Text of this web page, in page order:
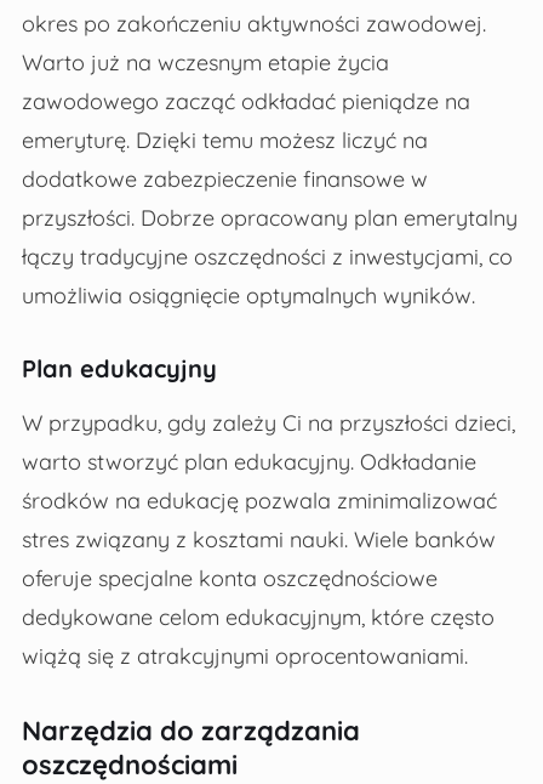
okres po zakończeniu aktywności zawodowej.
Warto już na wczesnym etapie życia
zawodowego zacząć odkładać pieniądze na
emeryturę. Dzięki temu możesz liczyć na
dodatkowe zabezpieczenie finansowe w
przyszłości. Dobrze opracowany plan emerytalny
łączy tradycyjne oszczędności z inwestycjami, co
umożliwia osiągnięcie optymalnych wyników.
Plan edukacyjny
W przypadku, gdy zależy Ci na przyszłości dzieci,
warto stworzyć plan edukacyjny. Odkładanie
środków na edukację pozwala zminimalizować
stres związany z kosztami nauki. Wiele banków
oferuje specjalne konta oszczędnościowe
dedykowane celom edukacyjnym, które często
wiążą się z atrakcyjnymi oprocentowaniami.
Narzędzia do zarządzania
oszczędnościami